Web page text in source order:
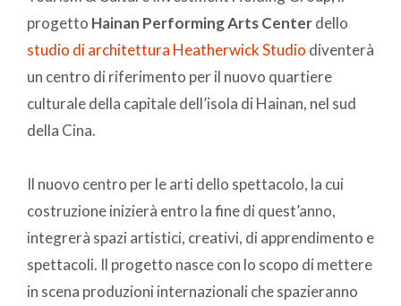
progetto Hainan Performing Arts Centerdello
studio di architettura Heatherwick Studio diventerà
un centro di riferimento per il nuovo quartiere
culturale della capitale dell’isola di Hainan, nel sud
della Cina.
Il nuovo centro per le arti dello spettacolo, la cui
costruzione inizierà entro la fine di quest’anno,
integrerà spazi artistici, creativi, di apprendimento e
spettacoli. Il progetto nasce con lo scopo di mettere
in scena produzioni internazionali che spazieranno